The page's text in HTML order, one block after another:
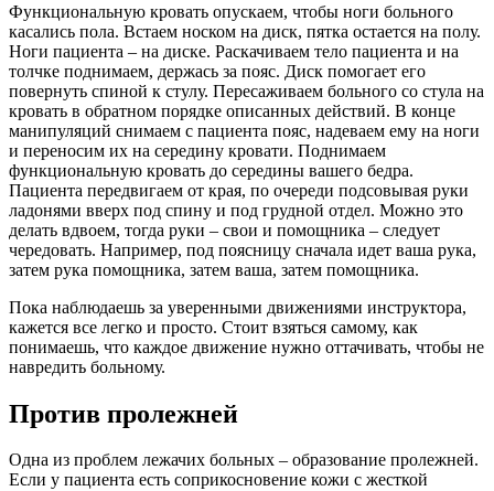
Функциональную кровать опускаем, чтобы ноги больного
касались пола. Встаем носком на диск, пятка остается на полу.
Ноги пациента – на диске. Раскачиваем тело пациента и на
толчке поднимаем, держась за пояс. Диск помогает его
повернуть спиной к стулу. Пересаживаем больного со стула на
кровать в обратном порядке описанных действий. В конце
манипуляций снимаем с пациента пояс, надеваем ему на ноги
и переносим их на середину кровати. Поднимаем
функциональную кровать до середины вашего бедра.
Пациента передвигаем от края, по очереди подсовывая руки
ладонями вверх под спину и под грудной отдел. Можно это
делать вдвоем, тогда руки – свои и помощника – следует
чередовать. Например, под поясницу сначала идет ваша рука,
затем рука помощника, затем ваша, затем помощника.
Пока наблюдаешь за уверенными движениями инструктора,
кажется все легко и просто. Стоит взяться самому, как
понимаешь, что каждое движение нужно оттачивать, чтобы не
навредить больному.
Против пролежней
Одна из проблем лежачих больных – образование пролежней.
Если у пациента есть соприкосновение кожи с жесткой